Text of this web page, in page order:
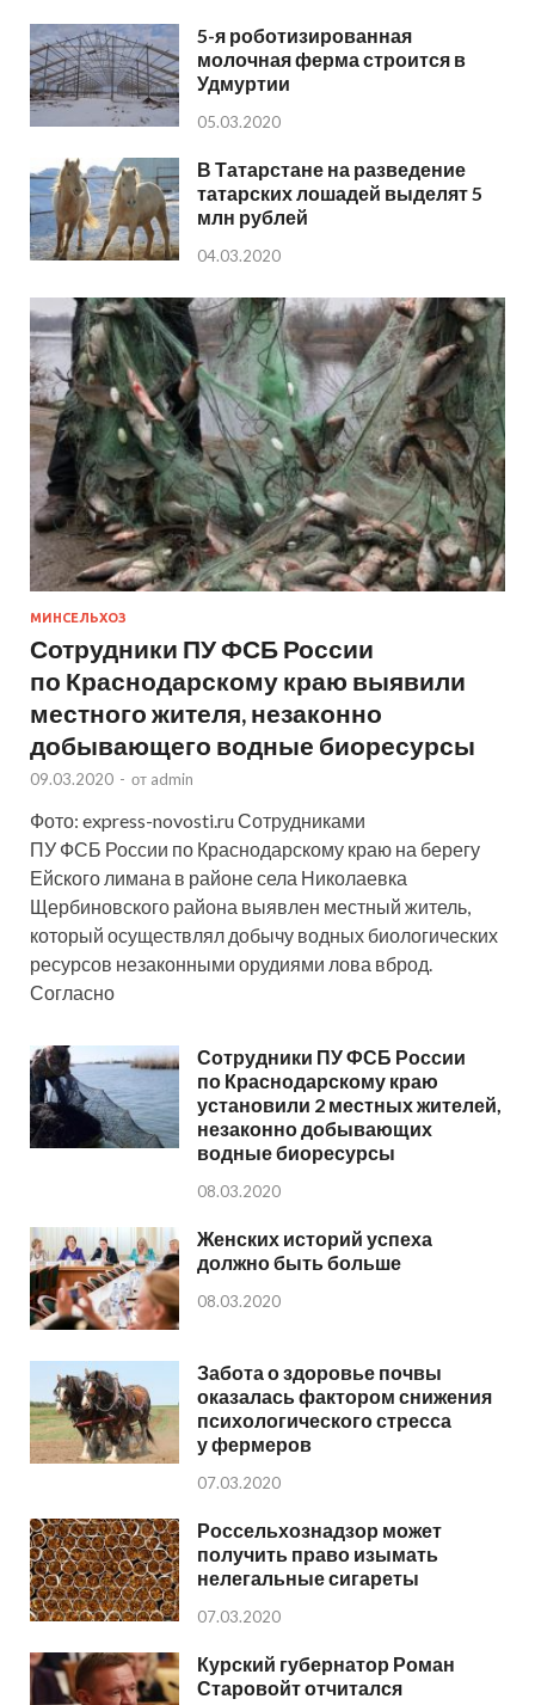
5-я роботизированная
молочная ферма строится в
Удмуртии
05.03.2020
В Татарстане на разведение
татарских лошадей выделят 5
млн рублей
04.03.2020
МИНСЕЛЬХОЗ
Сотрудники ПУ ФСБ России
по Краснодарскому краю выявили
местного жителя, незаконно
добывающего водные биоресурсы
09.03.2020 - от admin
Фото: express-novosti.ru Сотрудниками
ПУ ФСБ России по Краснодарскому краю на берегу
Ейского лимана в районе села Николаевка
Щербиновского района выявлен местный житель,
который осуществлял добычу водных биологических
ресурсов незаконными орудиями лова вброд.
Согласно
Сотрудники ПУ ФСБ России
по Краснодарскому краю
установили 2 местных жителей,
незаконно добывающих
водные биоресурсы
08.03.2020
Женских историй успеха
должно быть больше
08.03.2020
Забота о здоровье почвы
оказалась фактором снижения
психологического стресса
у фермеров
07.03.2020
Россельхознадзор может
получить право изымать
нелегальные сигареты
07.03.2020
Курский губернатор Роман
Старовойт отчитался